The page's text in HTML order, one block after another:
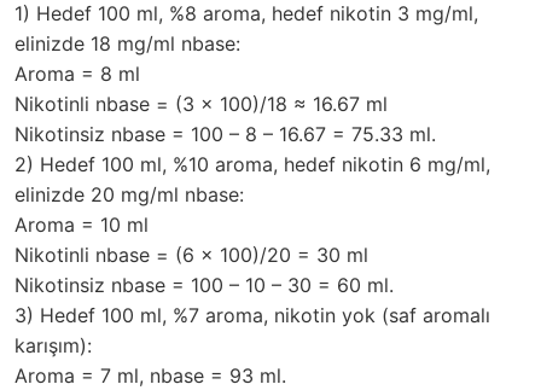
1) Hedef 100 ml, %8 aroma, hedef nikotin 3 mg/ml,
elinizde 18 mg/ml nbase:
Aroma = 8 ml
Nikotinli nbase = (3 x 100)/18 ≈ 16.67 ml
Nikotinsiz nbase = 100 – 8 – 16.67 = 75.33 ml.
2) Hedef 100 ml, %10 aroma, hedef nikotin 6 mg/ml,
elinizde 20 mg/ml nbase:
Aroma = 10 ml
Nikotinli nbase = (6 x 100)/20 = 30 ml
Nikotinsiz nbase = 100 – 10 – 30 = 60 ml.
3) Hedef 100 ml, %7 aroma, nikotin yok (saf aromalı
karışım):
Aroma = 7 ml, nbase = 93 ml.